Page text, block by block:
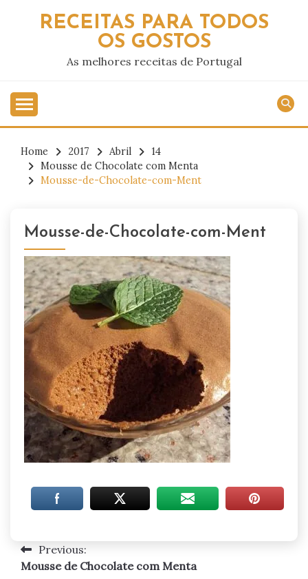
RECEITAS PARA TODOS
OS GOSTOS
As melhores receitas de Portugal
Home 2017 Abril
14
Mousse de Chocolate com Menta
Mousse-de-Chocolate-com-Ment
Mousse-de-Chocolate-com-Ment
Navegação
Previous:
Mousse de Chocolate com Menta